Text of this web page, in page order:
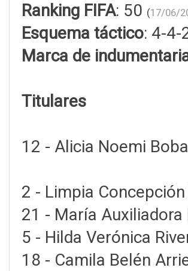
Ranking FIFA: 50 (17/06/
Esquema táctico: 4-4-
Marca de
Titulares
12 - Alicia Noemi
2 - Limpia
21 - María
5 - Hilda Verónica
18 - Camila Belén